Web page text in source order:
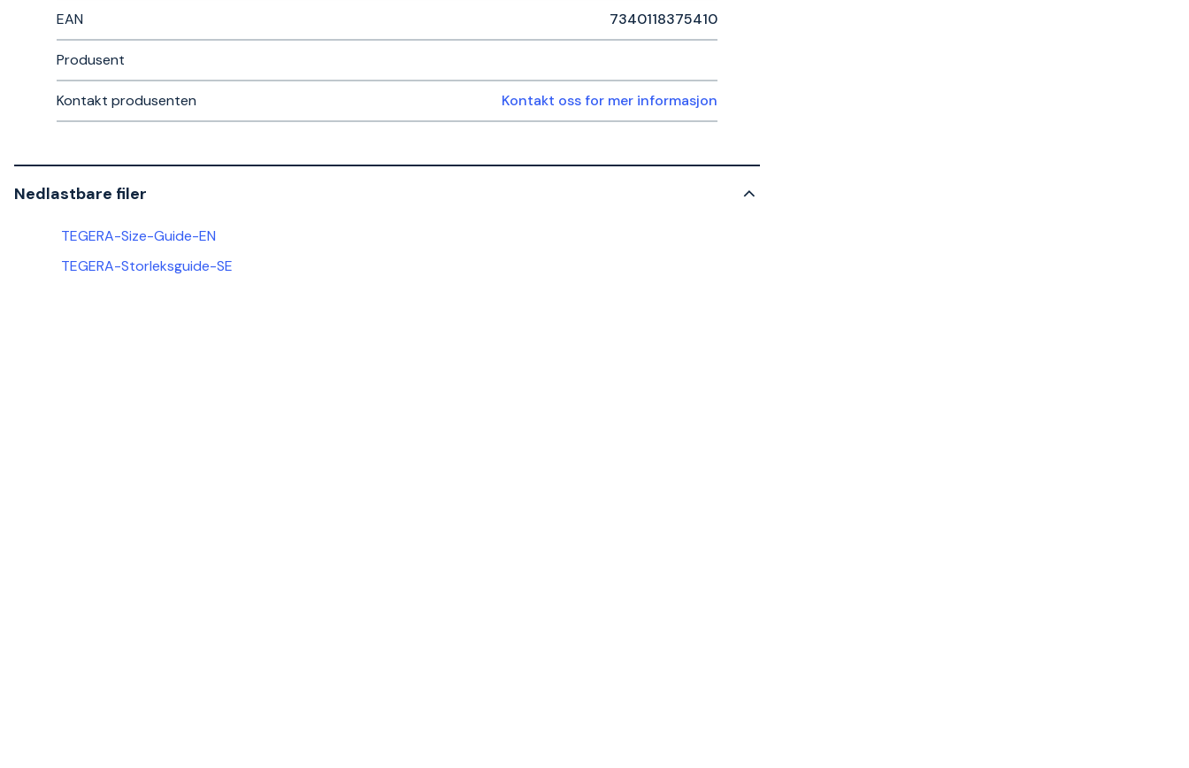
EAN 7340118375410
Produsent
Kontakt produsenten Kontakt oss for mer informasjon
Nedlastbare filer
TEGERA-Size-Guide-EN
TEGERA-Storleksguide-SE